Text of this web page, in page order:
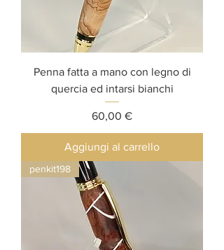
Penna fatta a mano con legno di
quercia ed intarsi bianchi
Prezzo
60,00 €
Aggiungi al carrello
penkit198